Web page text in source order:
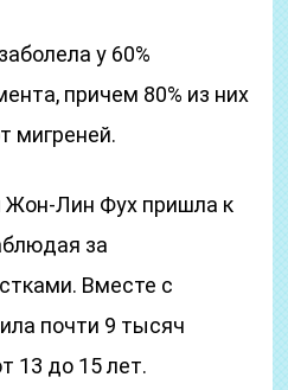
у 60%
причем 80% из них
мигреней.
Жон-Лин Фух пришла к
за
Вместе с
почти 9 тысяч
13 до 15 лет.